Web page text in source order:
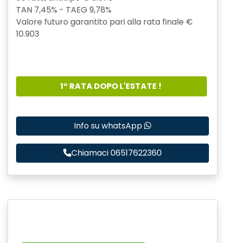
TAN 7,45% - TAEG 9,78%
Valore futuro garantito pari alla rata finale €
10.903
1° RATA DOPO L'ESTATE !
Info su whatsApp
Chiamaci 06517622360